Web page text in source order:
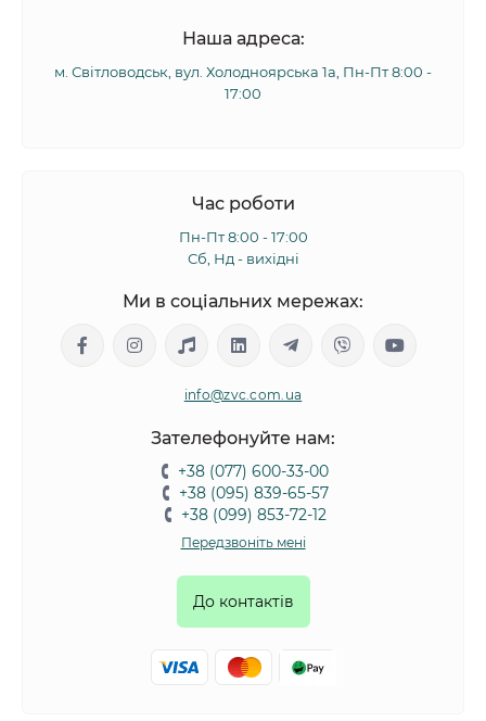
Наша адреса:
м. Світловодськ, вул. Холодноярська 1а, Пн-Пт 8:00 -
17:00
Час роботи
Пн-Пт 8:00 - 17:00
Сб, Нд - вихідні
Ми в соціальних мережах:
info@zvc.com.ua
Зателефонуйте нам:
+38 (077) 600-33-00
+38 (095) 839-65-57
+38 (099) 853-72-12
Передзвоніть мені
До контактів